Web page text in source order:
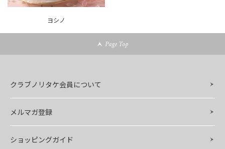
ヨシノ
Page Top
クラブノリタケ会員について
メルマガ登録
ショッピングガイド